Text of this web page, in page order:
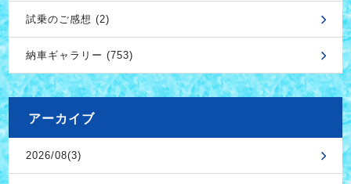
試乗のご感想 (2)
納車ギャラリー (753)
アーカイブ
2026/08(3)